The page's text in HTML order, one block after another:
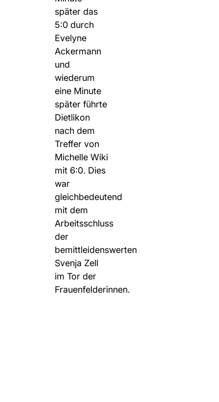
später das
5:0 durch
Evelyne
Ackermann
und
wiederum
eine Minute
später führte
Dietlikon
nach dem
Treffer von
Michelle Wiki
mit 6:0. Dies
war
gleichbedeutend
mit dem
Arbeitsschluss
der
bemittleidenswerten
Svenja Zell
im Tor der
Frauenfelderinnen.